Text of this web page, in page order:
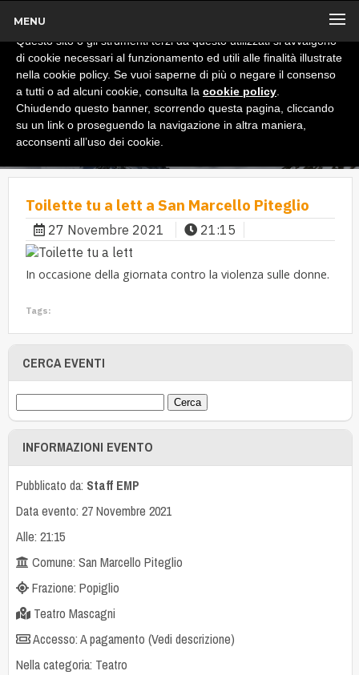
MENU
Toilette tu a lett a San Marcello Piteglio
27 Novembre 2021 21:15
In occasione della giornata contro la violenza sulle donne.
Tags:
CERCA EVENTI
INFORMAZIONI EVENTO
Pubblicato da: Staff EMP
Data evento: 27 Novembre 2021
Alle: 21:15
Comune: San Marcello Piteglio
Frazione: Popiglio
Teatro Mascagni
Accesso: A pagamento (Vedi descrizione)
Nella categoria: Teatro
x
Informativa
Questo sito o gli strumenti terzi da questo utilizzati si avvalgono
di cookie necessari al funzionamento ed utili alle finalità illustrate
nella cookie policy. Se vuoi saperne di più o negare il consenso
a tutti o ad alcuni cookie, consulta la cookie policy
Chiudendo questo banner, scorrendo questa pagina, cliccando
su un link o proseguendo la navigazione in altra maniera,
acconsenti all’uso dei cookie.